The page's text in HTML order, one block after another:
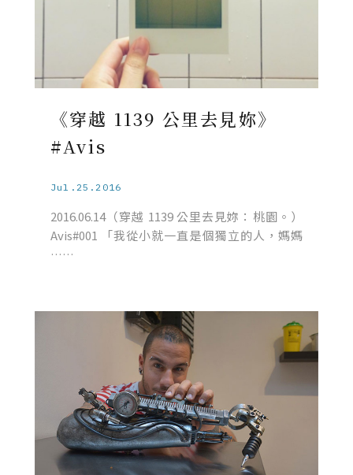
《穿越 1139 公里去見妳》
#Avis
Jul.25.2016
2016.06.14（穿越 1139 公里去見妳：桃園。）
Avis#001 「我從小就一直是個獨立的人，媽媽
……